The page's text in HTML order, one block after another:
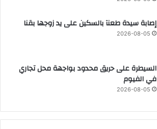
إصابة سيدة طعنآ بالسكين على يد زوجها بقنا
2026-08-05
السيطرة على حريق محدود بواجهة محل تجاري
في الفيوم
2026-08-05